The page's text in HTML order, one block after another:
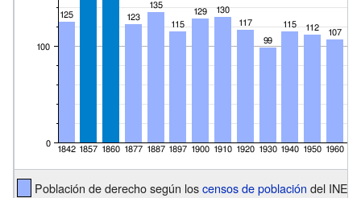
Población de derecho según loscensos de población del INE.